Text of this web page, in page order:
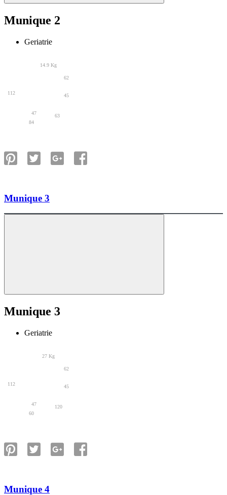
Munique 2
Geriatrie
112
47
84
63
45
62
14.9 Kg
Munique 3
Munique 3
Geriatrie
112
47
60
120
45
62
27 Kg
Munique 4